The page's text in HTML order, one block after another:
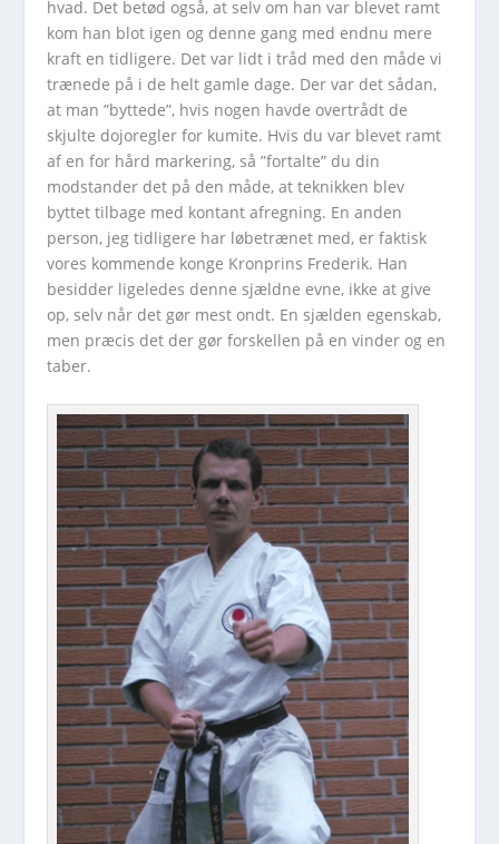
hvad. Det betød også, at selv om han var blevet ramt
kom han blot igen og denne gang med endnu mere
kraft en tidligere. Det var lidt i tråd med den måde vi
trænede på i de helt gamle dage. Der var det sådan,
at man ”byttede”, hvis nogen havde overtrådt de
skjulte dojoregler for kumite. Hvis du var blevet ramt
af en for hård markering, så ”fortalte” du din
modstander det på den måde, at teknikken blev
byttet tilbage med kontant afregning. En anden
person, jeg tidligere har løbetrænet med, er faktisk
vores kommende konge Kronprins Frederik. Han
besidder ligeledes denne sjældne evne, ikke at give
op, selv når det gør mest ondt. En sjælden egenskab,
men præcis det der gør forskellen på en vinder og en
taber.